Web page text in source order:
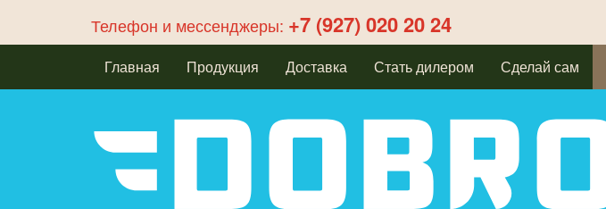
Телефон и мессенджеры: +7 (927) 020 20 24
Главная Продукция Доставка Стать дилером Сделай сам